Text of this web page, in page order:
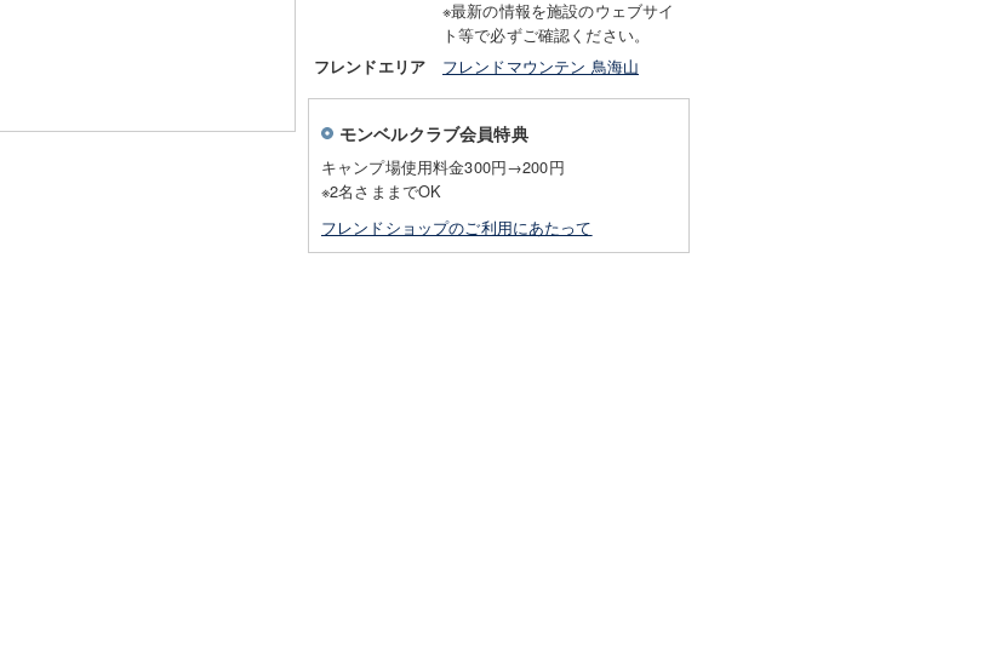
※最新の情報を施設のウェブサイ
ト等で必ずご確認ください。
フレンドエリア フレンドマウンテン 鳥海山
モンベルクラブ会員特典
キャンプ場使用料金300円→200円
※2名さままでOK
フレンドショップのご利用にあたって